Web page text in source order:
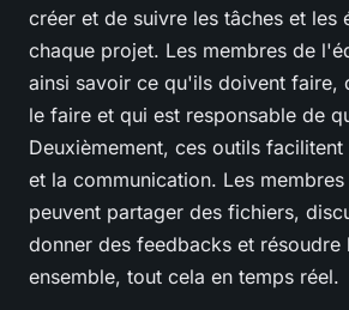
créer et de suivre les tâches et les
chaque projet. Les membres de
ainsi savoir ce qu'ils doivent faire,
le faire et qui est responsable de
Deuxièmement, ces outils
et la communication. Les
peuvent partager des fichiers,
donner des feedbacks et résoudre
ensemble, tout cela en temps réel.